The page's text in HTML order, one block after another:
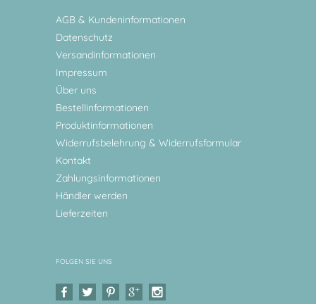
AGB & Kundeninformationen
Datenschutz
Versandinformationen
Impressum
Über uns
Bestellinformationen
Produktinformationen
Widerrufsbelehrung & Widerrufsformular
Kontakt
Zahlungsinformationen
Händler werden
Lieferzeiten
FOLGEN SIE UNS